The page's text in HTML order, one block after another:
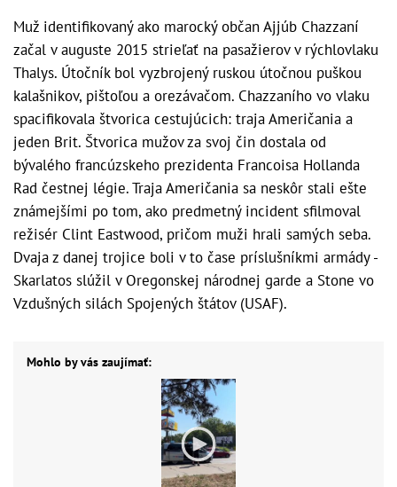
Muž identifikovaný ako marocký občan Ajjúb Chazzaní
začal v auguste 2015 strieľať na pasažierov v rýchlovlaku
Thalys. Útočník bol vyzbrojený ruskou útočnou puškou
kalašnikov, pištoľou a orezávačom. Chazzaního vo vlaku
spacifikovala štvorica cestujúcich: traja Američania a
jeden Brit. Štvorica mužov za svoj čin dostala od
bývalého francúzskeho prezidenta Francoisa Hollanda
Rad čestnej légie. Traja Američania sa neskôr stali ešte
známejšími po tom, ako predmetný incident sfilmoval
režisér Clint Eastwood, pričom muži hrali samých seba.
Dvaja z danej trojice boli v to čase príslušníkmi armády -
Skarlatos slúžil v Oregonskej národnej garde a Stone vo
Vzdušných silách Spojených štátov (USAF).
Mohlo by vás zaujímať: